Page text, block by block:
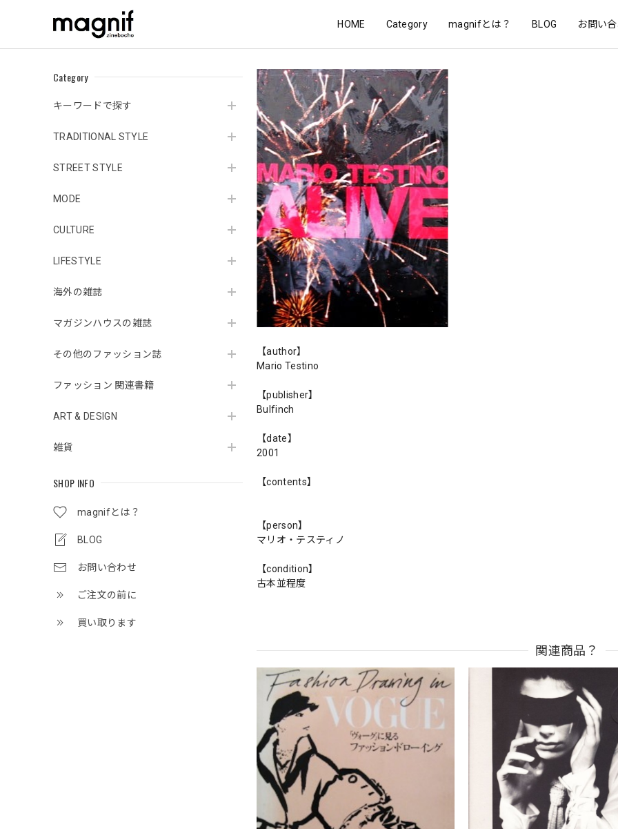
HOME Category magnifとは？ BLOG お問い
Category
キーワードで探す
TRADITIONAL STYLE
STREET STYLE
MODE
CULTURE
LIFESTYLE
海外の雑誌
マガジンハウスの雑誌
その他のファッション誌
ファッション 関連書籍
ART & DESIGN
雑貨
SHOP INFO
magnifとは？
BLOG
お問い合わせ
ご注文の前に
買い取ります
【author】
Mario Testino
【publisher】
Bulfinch
【date】
2001
【contents】
【person】
マリオ・テスティノ
【condition】
古本並程度
関連商品？